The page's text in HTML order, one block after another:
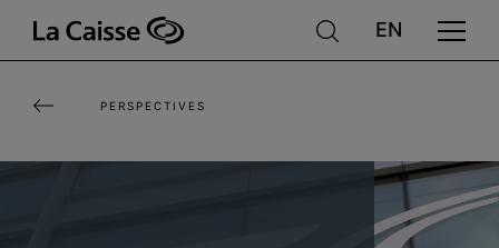
principal
PERSPECTIVES